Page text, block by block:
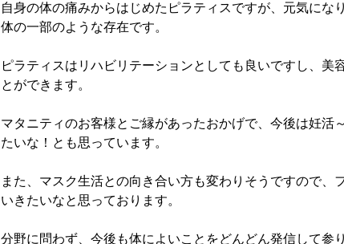
自身の体の痛みからはじめたピラティスですが、元気にな
体の一部のような存在です。
ピラティスはリハビリテーションとしても良いですし、美
とができます。
マタニティのお客様とご縁があったおかげで、今後は妊活
たいな！とも思っています。
また、マスク生活との向き合い方も変わりそうですので、
いきたいなと思っております。
分野に問わず、今後も体によいことをどんどん発信して参